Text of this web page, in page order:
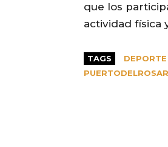
que los
actividad física
TAGS DEPORTE